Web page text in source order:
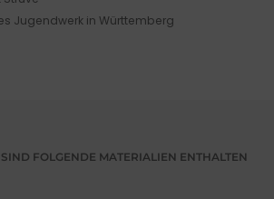
Jugendwerk in Württemberg
FOLGENDE MATERIALIEN ENTHALTEN